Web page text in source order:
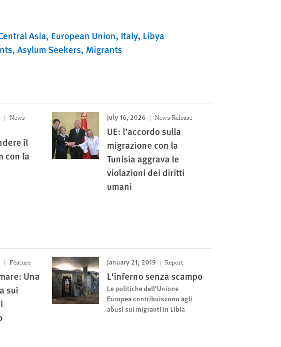
Asia European Union Italy Libya
Asylum Seekers Migrants
News
il
con la
July 16, 2026 News Release
UE: l’accordo sulla
migrazione con la
Tunisia aggrava le
violazioni dei diritti
umani
Feature
Una
sui
January 21, 2019 Report
L'inferno senza scampo
Le politiche dell'Unione
Europea contribuiscono agli
abusi sui migranti in Libia